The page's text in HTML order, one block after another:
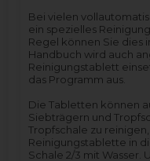
Bei vielen
ein spezielles
Regel können Sie dies
Handbuch wird auch
Reinigungstablett
das Programm aus.
Die Tabletten können
Siebträgern und
Tropfschale zu
Reinigungstablette in
Schale 2/3 mit Wasser.